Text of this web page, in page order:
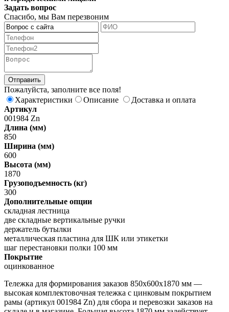
Задать вопрос
Спасибо, мы Вам перезвоним
Пожалуйста, заполните все поля!
Характеристики
Описание
Доставка и оплата
Артикул
001984 Zn
Длина (мм)
850
Ширина (мм)
600
Высота (мм)
1870
Грузоподъемность (кг)
300
Дополнительные опции
складная лестница
две складные вертикальные ручки
держатель бутылки
металлическая пластина для ШК или этикетки
шаг перестановки полки 100 мм
Покрытие
оцинкованное
Тележка для формирования заказов 850х600х1870 мм —
высокая комплектовочная тележка с цинковым покрытием
рамы (артикул 001984 Zn) для сбора и перевозки заказов на